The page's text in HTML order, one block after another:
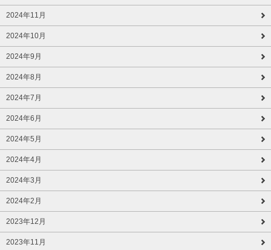
2024年11月
2024年10月
2024年9月
2024年8月
2024年7月
2024年6月
2024年5月
2024年4月
2024年3月
2024年2月
2023年12月
2023年11月